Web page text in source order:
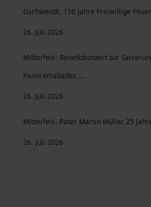
Gschwendt. 150 Jahre Freiwillige
26. Juli 2026
Mitterfels: Benefizkonzert zur
Panoramabades …
26. Juli 2026
Mitterfels. Pater Martin Müller 25
26. Juli 2026